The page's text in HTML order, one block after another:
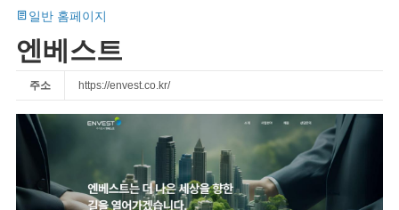
일반 홈페이지
엔베스트
주소 https://envest.co.kr/